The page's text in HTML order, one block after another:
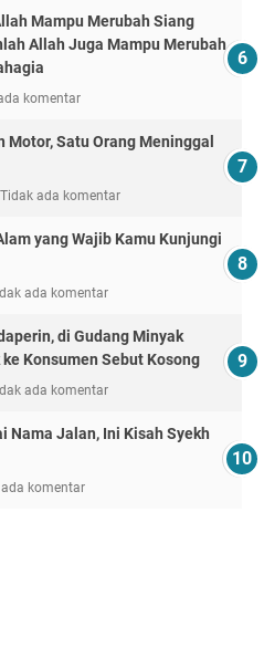
Mampu Merubah Siang
Allah Juga Mampu Merubah
komentar
Motor, Satu Orang Meninggal
Tidak ada komentar
yang Wajib Kamu Kunjungi
ada komentar
di Gudang Minyak
Konsumen Sebut Kosong
ada komentar
Nama Jalan, Ini Kisah Syekh
komentar